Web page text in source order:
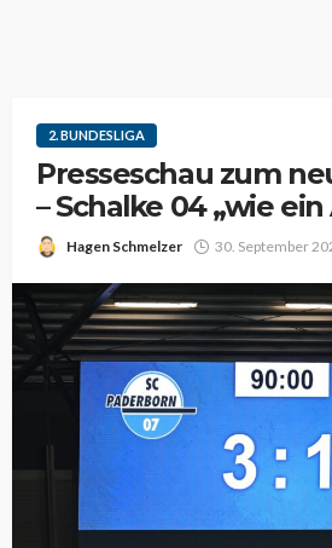
2. BUNDESLIGA
Presseschau zum
– Schalke 04 „wie
Hagen Schmelzer 30. September